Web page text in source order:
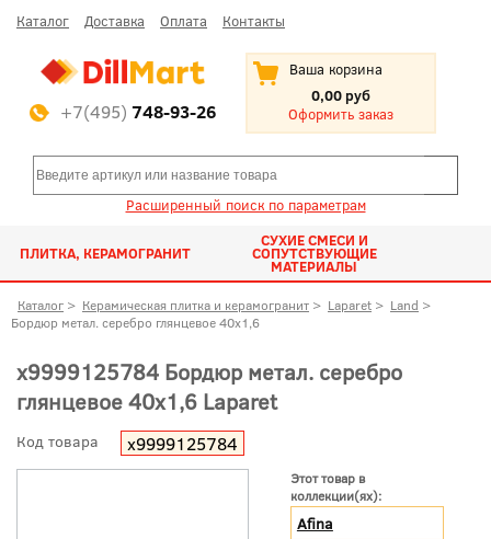
Каталог Доставка Оплата Контакты
+7(495) 748-93-26
Ваша корзина
0,00 руб
Оформить заказ
Расширенный поиск по параметрам
ПЛИТКА, КЕРАМОГРАНИТ
СУХИЕ СМЕСИ И
СОПУТСТВУЮЩИЕ
МАТЕРИАЛЫ
Каталог > Керамическая плитка и керамогранит > Laparet > Land >
Бордюр метал. серебро глянцевое 40x1,6
х9999125784 Бордюр метал. серебро
глянцевое 40x1,6 Laparet
Код товара х9999125784
Этот товар в
коллекции(ях):
Afina